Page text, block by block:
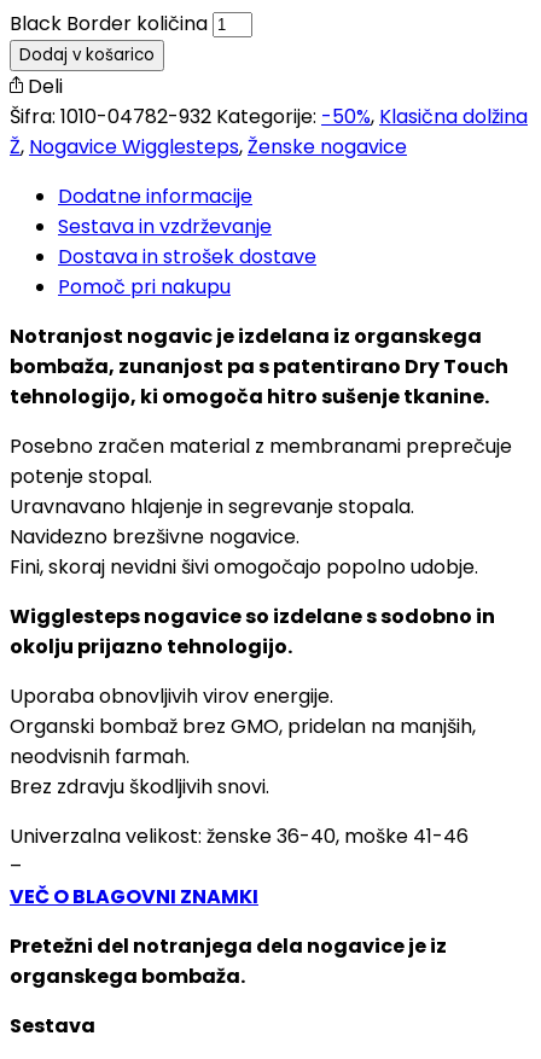
Black Border količina
Dodaj v košarico
Deli
Šifra: 1010-04782-932 Kategorije: -50%, Klasična dolžina
Ž, Nogavice Wigglesteps,Ženske nogavice
Dodatne informacije
Sestava in vzdrževanje
Dostava in strošek dostave
Pomoč pri nakupu
Notranjost nogavic je izdelana iz organskega
bombaža, zunanjost pa s patentirano Dry Touch
tehnologijo, ki omogoča hitro sušenje tkanine.
Posebno zračen material z membranami preprečuje
potenje stopal.
Uravnavano hlajenje in segrevanje stopala.
Navidezno brezšivne nogavice.
Fini, skoraj nevidni šivi omogočajo popolno udobje.
Wigglesteps nogavice so izdelane s sodobno in
okolju prijazno tehnologijo.
Uporaba obnovljivih virov energije.
Organski bombaž brez GMO, pridelan na manjših,
neodvisnih farmah.
Brez zdravju škodljivih snovi.
Univerzalna velikost: ženske 36-40, moške 41-46
–
VEČ O BLAGOVNI ZNAMKI
Pretežni del notranjega dela nogavice je iz
organskega bombaža.
Sestava